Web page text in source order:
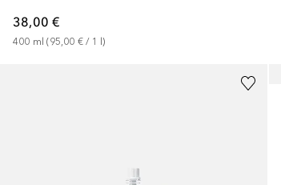
38,00 €
400 ml (95,00 € / 1 l)